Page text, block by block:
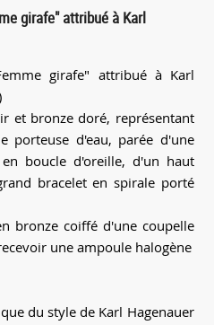
girafe" attribué à Karl
girafe" attribué à Karl
et bronze doré, représentant
porteuse d'eau, parée d'une
boucle d'oreille, d'un haut
bracelet en spirale porté
bronze coiffé d'une coupelle
une ampoule halogène
du style de Karl Hagenauer